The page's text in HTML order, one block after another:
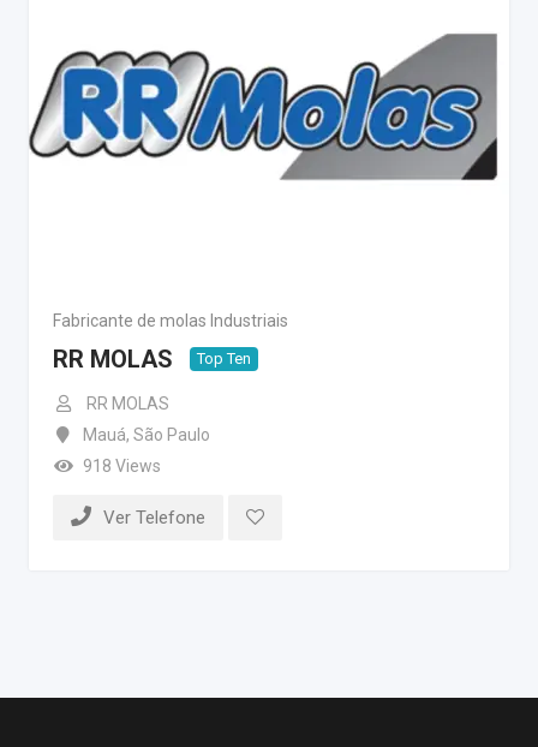
Fabricante de molas Industriais
RR MOLAS Top Ten
RR MOLAS
Mauá, São Paulo
918 Views
Ver Telefone